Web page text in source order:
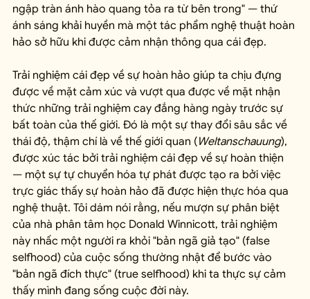
ngập tràn ánh hào quang tỏa ra từ bên trong" — thứ
ánh sáng khải huyền mà một tác phẩm nghệ thuật hoàn
hảo sở hữu khi được cảm nhận thông qua cái đẹp.
Trải nghiệm cái đẹp về sự hoàn hảo giúp ta chịu đựng
được về mặt cảm xúc và vượt qua được về mặt nhận
thức những trải nghiệm cay đắng hàng ngày trước sự
bất toàn của thế giới. Đó là một sự thay đổi sâu sắc về
thái độ, thậm chí là về thế giới quan (Weltanschauung),
được xúc tác bởi trải nghiệm cái đẹp về sự hoàn thiện
— một sự tự chuyển hóa tự phát được tạo ra bởi việc
trực giác thấy sự hoàn hảo đã được hiện thực hóa qua
nghệ thuật. Tôi dám nói rằng, nếu mượn sự phân biệt
của nhà phân tâm học Donald Winnicott, trải nghiệm
này nhấc một người ra khỏi "bản ngã giả tạo" (false
selfhood) của cuộc sống thường nhật để bước vào
"bản ngã đích thực" (true selfhood) khi ta thực sự cảm
thấy mình đang sống cuộc đời này.